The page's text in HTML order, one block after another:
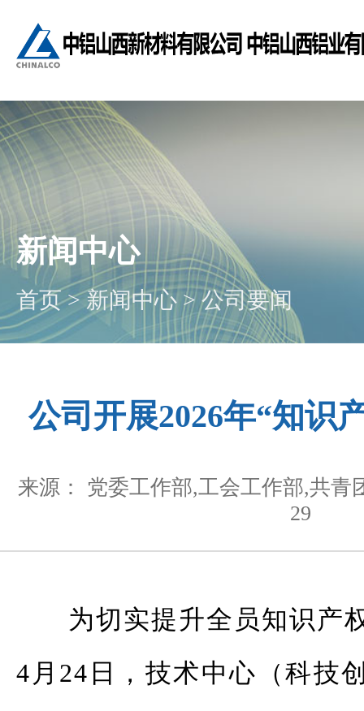
新闻中心
首页>新闻中心 >公司要闻
公司开展2026年“知识
来源： 党委工作部,工会工作部,共青
29
为切实提升全员知识产
4月24日，技术中心（科技